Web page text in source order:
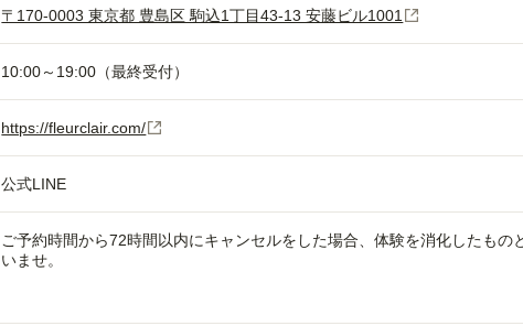
〒170-0003 東京都 豊島区 駒込1丁目43-13 安藤ビル1001
10:00～19:00（最終受付）
https://fleurclair.com/
公式LINE
ご予約時間から72時間以内にキャンセルをした場合、体験を消化したもの
いませ。